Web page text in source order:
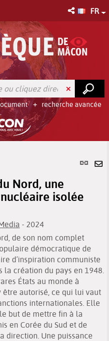
FR
recherche avancée
Lien
Nord, une
isolée
- 2024
de son nom complet
démocratique de
d’inspiration communiste
création du pays en 1948.
États au monde à
être autorisé, ce qui lui vaut
internationales. Elle
but de mettre fin à la
en Corée du Sud et de
direction. Une puissance